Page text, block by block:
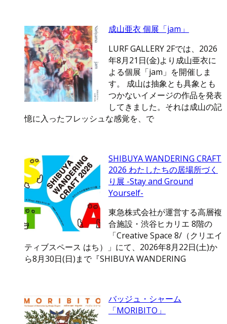
成山亜衣 個展「jam」
LURF GALLERY 2Fでは、2026
年8月21日(金)より成山亜衣に
よる個展「jam」を開催しま
す。 成山は抽象とも具象とも
つかないイメージの作品を発表
してきました。それは成山の記
憶に入ったフレッシュな感覚を、で
SHIBUYA WANDERING CRAFT
2026 わたしたちの居場所づく
り展 -Stay and Ground
Yourself-
東急株式会社が運営する高層複
合施設・渋谷ヒカリエ 8階の
「Creative Space 8/（クリエイ
ティブスペース はち）」にて、2026年8月22日(土)か
ら8月30日(日)まで『SHIBUYA WANDERING
バッジュ・シャーム
「MORIBITO」